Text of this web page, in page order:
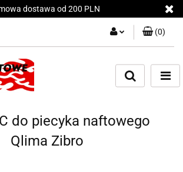
dostawa od 200 PLN
Zaloguj się
Zgody cookies
(0)
do piecyka naftowego
Qlima Zibro